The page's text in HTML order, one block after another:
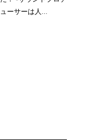
ューサーは人...